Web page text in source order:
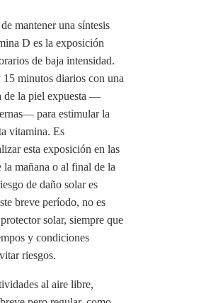
mantener una síntesis
D es la exposición
de baja intensidad.
15 minutos diarios con una
de la piel expuesta —
para estimular la
vitamina. Es
esta exposición en las
la mañana o al final de la
de daño solar es
breve período, no es
solar, siempre que
y condiciones
riesgos.
al aire libre,